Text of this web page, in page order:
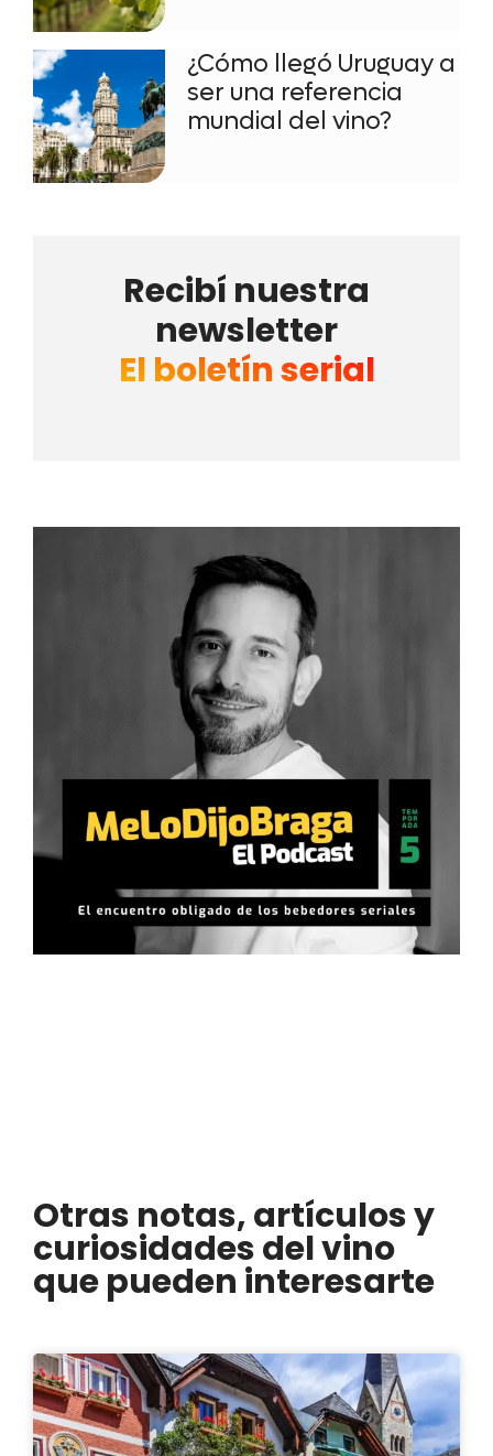
¿Cómo llegó Uruguay a
ser una referencia
mundial del vino?
Recibí nuestra
newsletter
El boletín serial
Otras notas, artículos y
curiosidades del vino
que pueden interesarte